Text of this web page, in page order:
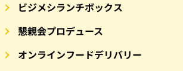
ビジメシランチボックス
懇親会プロデュース
オンラインフードデリバリー